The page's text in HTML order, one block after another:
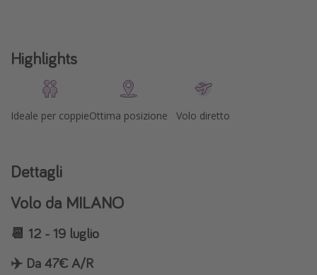
Highlights
Ideale per coppieOttima posizione Volo diretto
Dettagli
Volo da MILANO
📆 12 - 19 luglio
✈️ Da 47€ A/R